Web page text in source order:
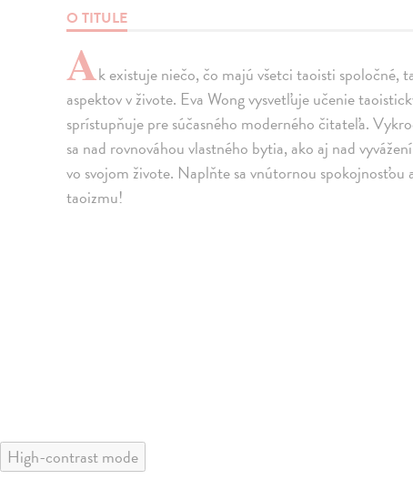
O TITULE
Ak existuje niečo, čo majú všetci taoisti spoločné,
aspektov v živote. Eva Wong vysvetľuje učenie
sprístupňuje pre súčasného moderného čitateľa.
sa nad rovnováhou vlastného bytia, ako aj nad
vo svojom živote. Naplňte sa vnútornou
taoizmu!
High-contrast mode